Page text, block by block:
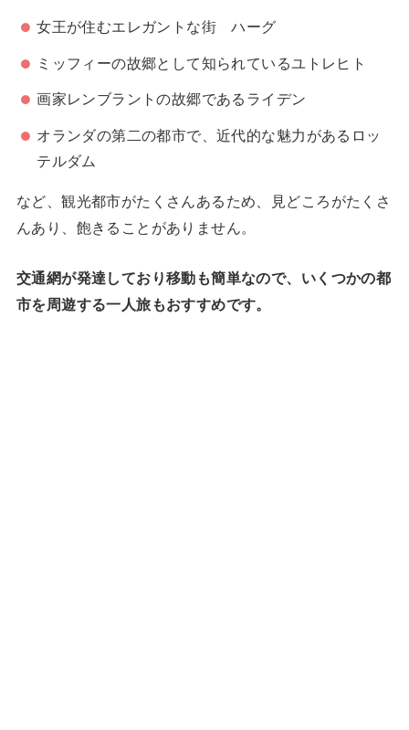
女王が住むエレガントな街 ハーグ
ミッフィーの故郷として知られているユトレヒト
画家レンブラントの故郷であるライデン
オランダの第二の都市で、近代的な魅力があるロッ
テルダム
など、観光都市がたくさんあるため、見どころがたくさ
んあり、飽きることがありません。
交通網が発達しており移動も簡単なので、いくつかの都
市を周遊する一人旅もおすすめです。